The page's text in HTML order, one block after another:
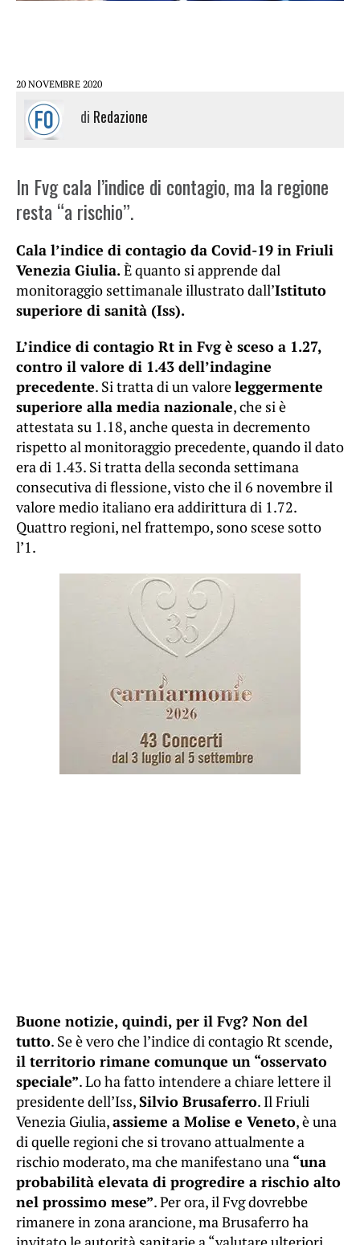
20 NOVEMBRE 2020
di Redazione
In Fvg cala l’indice di contagio, ma la regione
resta “a rischio”.
Cala l’indice di contagio da Covid-19 in Friuli
Venezia Giulia.È quanto si apprende dal
monitoraggio settimanale illustrato dall’Istituto
superiore di sanità (Iss).
L’indice di contagio Rt in Fvg è sceso a 1.27,
contro il valore di 1.43 dell’indagine
precedente. Si tratta di un valoreleggermente
superiore alla media nazionale, che si è
attestata su 1.18, anche questa in decremento
rispetto al monitoraggio precedente, quando il dato
era di 1.43. Si tratta della seconda settimana
consecutiva di flessione, visto che il 6 novembre il
valore medio italiano era addirittura di 1.72.
Quattro regioni, nel frattempo, sono scese sotto
l’1.
Buone notizie, quindi, per il Fvg? Non del
tutto. Se è vero che l’indice di contagio Rt scende,
il territorio rimane comunque un “osservato
speciale”. Lo ha fatto intendere a chiare lettere il
presidente dell’Iss,Silvio Brusaferro. Il Friuli
Venezia Giulia,assieme a Molise e Veneto, è una
di quelle regioni che si trovano attualmente a
rischio moderato, ma che manifestano una “una
probabilità elevata di progredire a rischio alto
nel prossimo mese”. Per ora, il Fvg dovrebbe
rimanere in zona arancione, ma Brusaferro ha